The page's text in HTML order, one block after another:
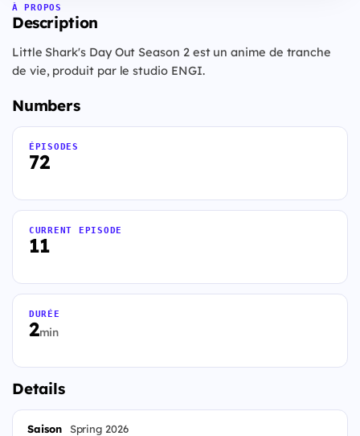
À PROPOS
Description
Little Shark's Day Out Season 2 est un anime de tranche
de vie, produit par le studio ENGI.
Numbers
72
ÉPISODES
11
CURRENT EPISODE
2min
DURÉE
Details
Saison Spring 2026